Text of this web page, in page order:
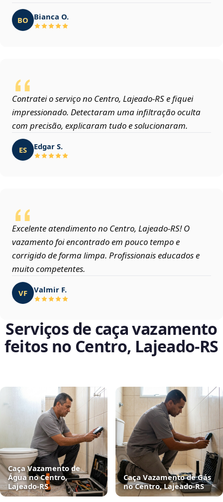
BO Bianca O.
Contratei o serviço no Centro, Lajeado‑RS e fiquei
impressionado. Detectaram uma infiltração oculta
com precisão, explicaram tudo e solucionaram.
ES Edgar S.
Excelente atendimento no Centro, Lajeado‑RS! O
vazamento foi encontrado em pouco tempo e
corrigido de forma limpa. Profissionais educados e
muito competentes.
VF Valmir F.
Serviços de caça vazamento
feitos no Centro, Lajeado‑RS
Caça Vazamento de
Água no Centro,
Lajeado‑RS
Caça Vazamento de Gás
no Centro, Lajeado‑RS